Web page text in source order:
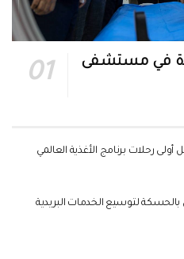
في مستشفى
أولى رحلات برنامج الأغذية العالمي
بالحسكة لتوسيع الخدمات البريدية